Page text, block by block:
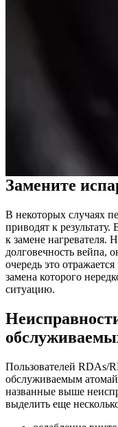
Замените
В некоторых случаях
приводят к
к замене нагревателя.
долговечность вейпа,
очередь это
замена которого
ситуацию.
Пользователей RDAs/
обслуживаемым
названные выше
выделить еще